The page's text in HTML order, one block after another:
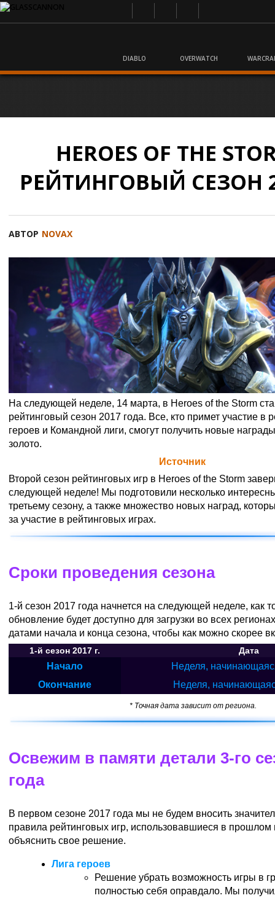
DIABLO OVERWATCH
HEROES OF THE
РЕЙТИНГОВЫЙ СЕЗОН
АВТОР NOVAX
На следующей неделе, 14 марта, в Heroes of the Storm
рейтинговый сезон 2017 года. Все, кто примет участие в
героев и Командной лиги, смогут получить новые
золото.
Источник
Второй сезон рейтинговых игр в Heroes of the Storm
следующей неделе! Мы подготовили несколько
третьему сезону, а также множество новых наград,
за участие в рейтинговых играх.
Сроки проведения сезона
1-й сезон 2017 года начнется на следующей неделе, как
обновление будет доступно для загрузки во всех
датами начала и конца сезона, чтобы как можно скорее
1-й сезон 2017 г. Дата
Начало
Неделя,
Окончание
Неделя,
* Точная дата зависит от региона.
Освежим в памяти детали 3-го
года
В первом сезоне 2017 года мы не будем вносить
правила рейтинговых игр, использовавшиеся в прошлом
объяснить свое решение.
Лига героев
Решение убрать возможность игры в
полностью себя оправдало. Мы